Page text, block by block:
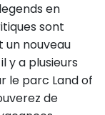
en
sont
un nouveau
y a plusieurs
le parc Land of
de